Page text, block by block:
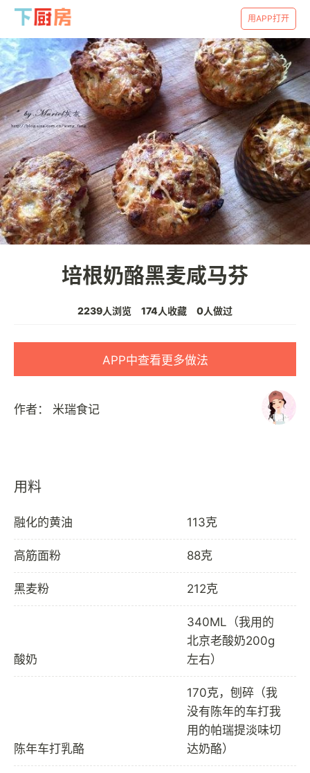
用APP打开
培根奶酪黑麦咸马芬
2239人浏览 174人收藏 0人做过
APP中查看更多做法
作者： 米瑞食记
用料
融化的黄油 113克
高筋面粉 88克
黑麦粉 212克
酸奶
340ML（我用的
北京老酸奶200g
左右）
陈年车打乳酪
170克，刨碎（我
没有陈年的车打我
用的帕瑞提淡味切
达奶酪）